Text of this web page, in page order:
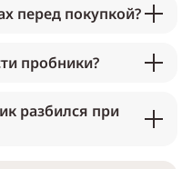
перед покупкой?
пробники?
разбился при